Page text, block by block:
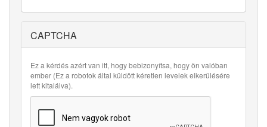
CAPTCHA
Ez a kérdés azért van itt, hogy bebizonyítsa, hogy ön valóban
ember (Ez a robotok által küldött kéretlen levelek elkerülésére
lett kitalálva).